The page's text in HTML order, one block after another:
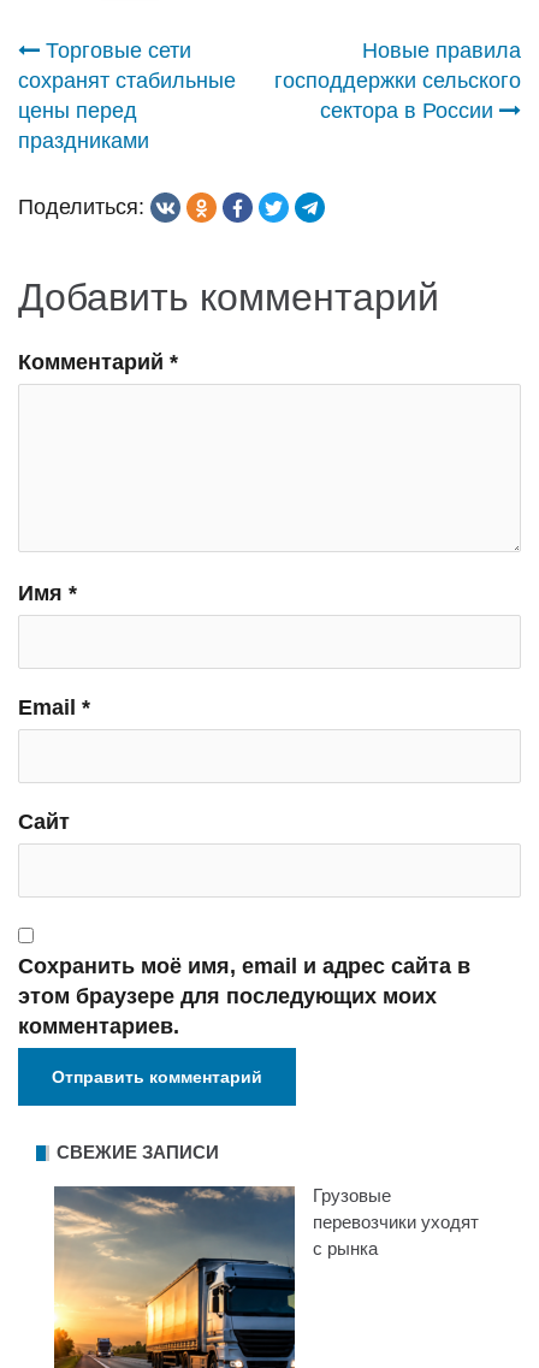
Навигация
по
записям
Торговые сети
сохранят стабильные
цены перед
праздниками
Новые правила
господдержки сельского
сектора в России
Поделиться:
Добавить комментарий
Комментарий *
Имя *
Email *
Сайт
Сохранить моё имя, email и адрес сайта в
этом браузере для последующих моих
комментариев.
СВЕЖИЕ ЗАПИСИ
Грузовые
перевозчики уходят
с рынка